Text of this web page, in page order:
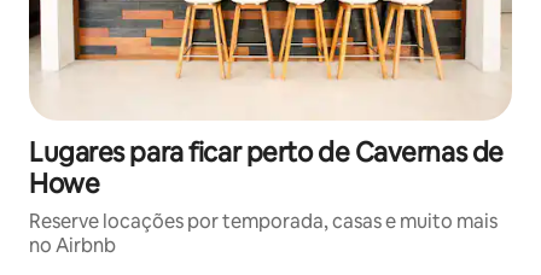
Lugares para ficar perto de Cavernas de
Howe
Reserve locações por temporada, casas e muito mais
no Airbnb